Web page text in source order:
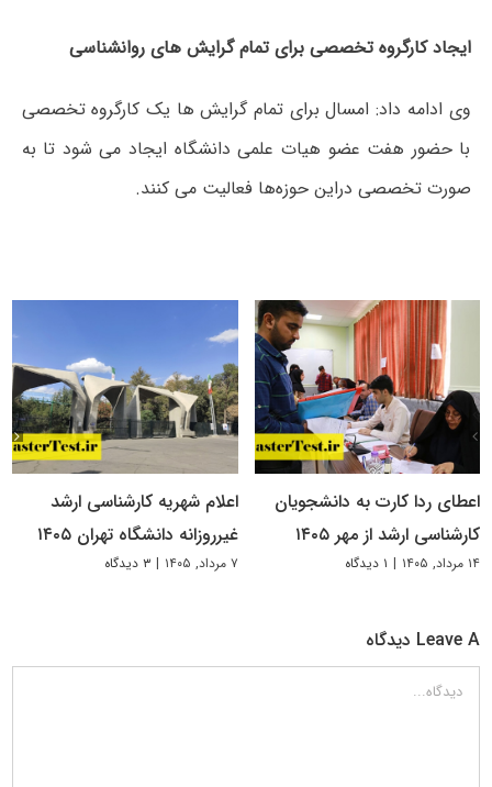
ایجاد کارگروه تخصصی برای تمام گرایش های روانشناسی
وی ادامه داد: امسال برای تمام گرایش ها یک کارگروه تخصصی
با حضور هفت عضو هیات علمی دانشگاه ایجاد می شود تا به
صورت تخصصی دراین حوزه‌ها فعالیت می کنند.
اعطای ردا کارت به دانشجویان
کارشناسی ارشد از مهر ۱۴۰۵
۱۴ مرداد, ۱۴۰۵ | ۱ دیدگاه
اعلام شهریه کارشناسی ارشد
غیرروزانه دانشگاه تهران ۱۴۰۵
۷ مرداد, ۱۴۰۵ | ۳ دیدگاه
Leave A دیدگاه
دیدگاه